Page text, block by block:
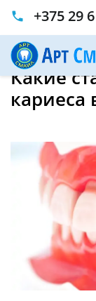
phone +375 29
Какие стадии
Какие
кариеса